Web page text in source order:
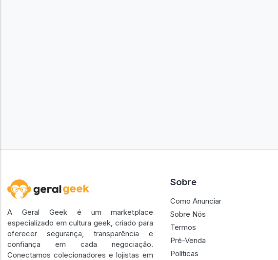
A Geral Geek é um marketplace
especializado em cultura geek, criado para
oferecer segurança, transparência e
confiança em cada negociação.
Conectamos colecionadores e lojistas em
Sobre
Como Anunciar
Sobre Nós
Termos
Pré-Venda
Políticas